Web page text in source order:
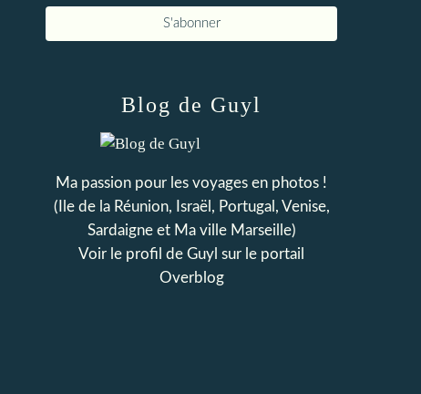
Blog de Guyl
Ma passion pour les voyages en photos !
(Ile de la Réunion, Israël, Portugal, Venise,
Sardaigne et Ma ville Marseille)
Voir le profil de Guyl sur le portail
Overblog